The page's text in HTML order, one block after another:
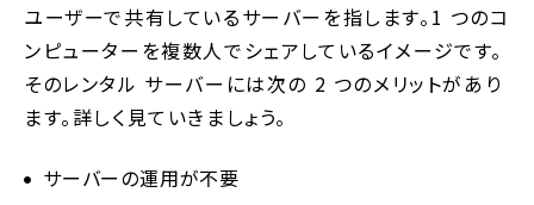
ユーザーで共有しているサーバーを指します。1 つのコ
ンピューターを複数人でシェアしているイメージです。
そのレンタル サーバーには次の 2 つのメリットがあり
ます。詳しく見ていきましょう。
サーバーの運用が不要